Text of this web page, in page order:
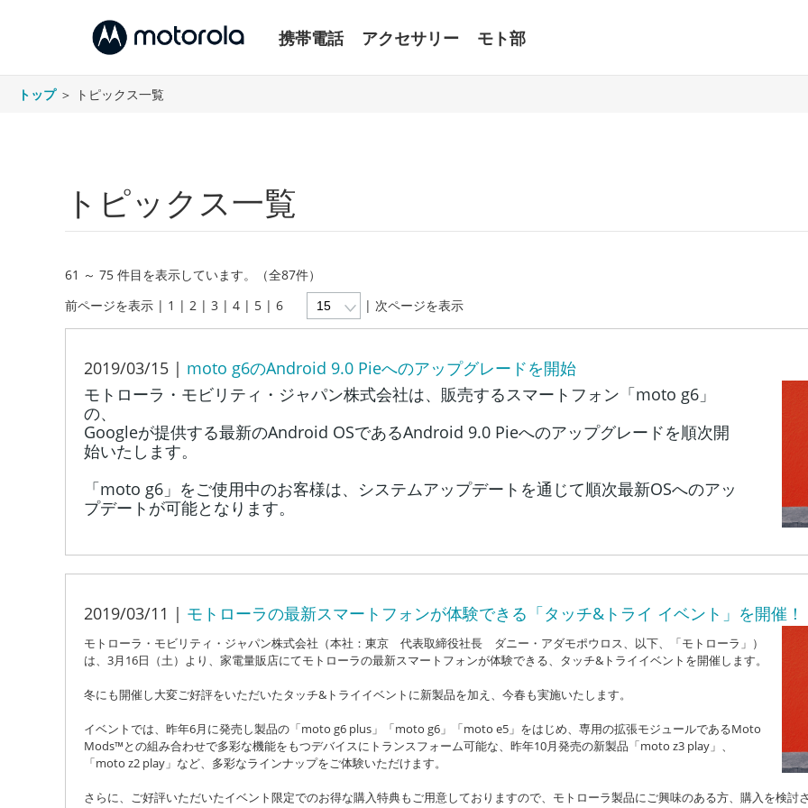
携帯電話 アクセサリー モト部
トップ＞ トピックス一覧
トピックス一覧
61 ～ 75 件目を表示しています。（全87件）
前ページを表示 | 1 | 2 | 3 | 4 | 5 | 6 | 次ページを表示
2019/03/15 | moto g6のAndroid 9.0 Pieへのアップグレードを開始
モトローラ・モビリティ・ジャパン株式会社は、販売するスマートフォン「moto g6」
の、
Googleが提供する最新のAndroid OSであるAndroid 9.0 Pieへのアップグレードを順次開
始いたします。
「moto g6」をご使用中のお客様は、システムアップデートを通じて順次最新OSへのアッ
プデートが可能となります。
2019/03/11 | モトローラの最新スマートフォンが体験できる「タッチ&トライ イベント」を開催！
モトローラ・モビリティ・ジャパン株式会社（本社：東京 代表取締役社長 ダニー・アダモポウロス、以下、「モトローラ」）
は、3月16日（土）より、家電量販店にてモトローラの最新スマートフォンが体験できる、タッチ&トライイベントを開催します。
冬にも開催し大変ご好評をいただいたタッチ&トライイベントに新製品を加え、今春も実施いたします。
イベントでは、昨年6月に発売し製品の「moto g6 plus」「moto g6」「moto e5」をはじめ、専用の拡張モジュールであるMoto
Mods™との組み合わせで多彩な機能をもつデバイスにトランスフォーム可能な、昨年10月発売の新製品「moto z3 play」、
「moto z2 play」 など、多彩なラインナップをご体験いただけます。
さらに、ご好評いただいたイベント限定でのお得な購入特典もご用意しておりますので、モトローラ製品にご興味のある方、購入を検